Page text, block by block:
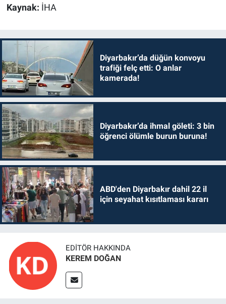
Kaynak: İHA
Diyarbakır’da düğün konvoyu
trafiği felç etti: O anlar
kamerada!
Diyarbakır’da ihmal göleti: 3 bin
öğrenci ölümle burun buruna!
ABD'den Diyarbakır dahil 22 il
için seyahat kısıtlaması kararı
EDITÖR HAKKINDA
KEREM DOĞAN